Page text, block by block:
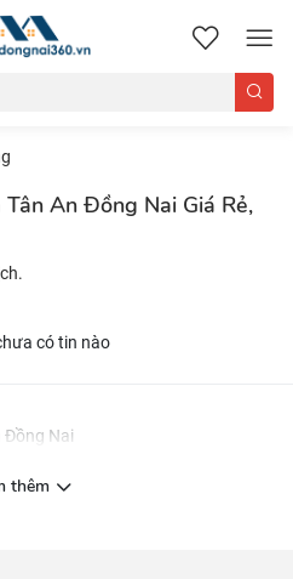
nhadatdongnai360.vn
An Đồng Nai Giá Rẻ,
có tin nào
Đồng Nai
thêm